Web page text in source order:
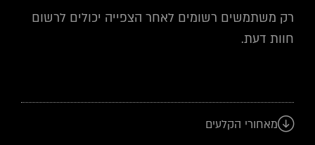
רק משתמשים רשומים לאחר הצפייה יכולים לרשום
חוות דעת.
מאחורי הקלעים